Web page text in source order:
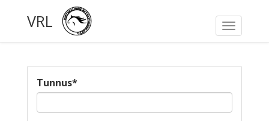
Toggle
VRL
Tunnus*